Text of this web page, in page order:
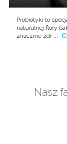
Probiotyki to
naturalnej flory
znacznie zdr ...
Nasz